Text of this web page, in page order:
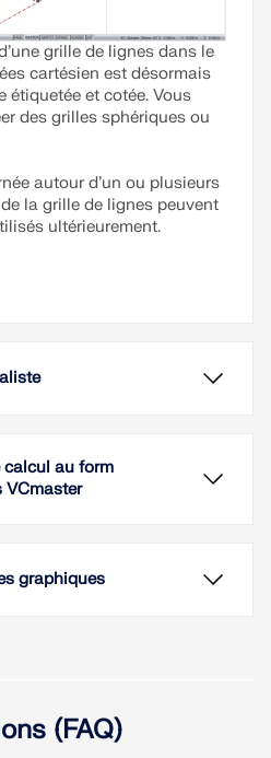
grille de lignes dans le
cartésien est désormais
étiquetée et cotée. Vous
des grilles sphériques ou
autour d’un ou plusieurs
la grille de lignes peuvent
ultérieurement.
photoréaliste du modèle
calcul au form
VCmaster
graphiques
(FAQ)